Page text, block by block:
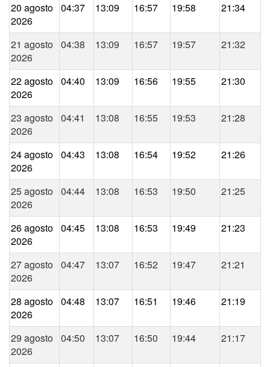
20 agosto
2026
04:37 13:09 16:57 19:58 21:34
21 agosto
2026
04:38 13:09 16:57 19:57 21:32
22 agosto
2026
04:40 13:09 16:56 19:55 21:30
23 agosto
2026
04:41 13:08 16:55 19:53 21:28
24 agosto
2026
04:43 13:08 16:54 19:52 21:26
25 agosto
2026
04:44 13:08 16:53 19:50 21:25
26 agosto
2026
04:45 13:08 16:53 19:49 21:23
27 agosto
2026
04:47 13:07 16:52 19:47 21:21
28 agosto
2026
04:48 13:07 16:51 19:46 21:19
29 agosto
2026
04:50 13:07 16:50 19:44 21:17